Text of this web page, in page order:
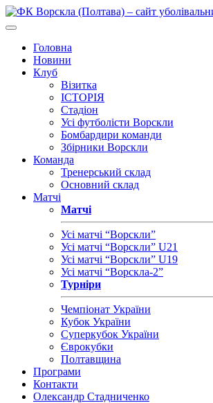
Головна
Новини
Клуб
Візитка
ІСТОРІЯ
Стадіон
Усі футболісти Ворскли
Бомбардири команди
Збірники Ворскли
Команда
Тренерський склад
Основний склад
Матчі
Матчі
Усі матчі “Ворскли”
Усі матчі “Ворскли” U21
Усі матчі “Ворскли” U19
Усі матчі “Ворскла-2”
Турніри
Чемпіонат України
Кубок України
Суперкубок України
Єврокубки
Полтавщина
Програми
Контакти
Олександр Стадниченко